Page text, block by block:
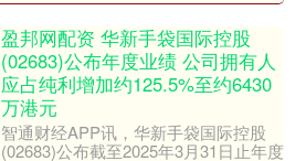
盈邦网配资 华新手袋国际控股
(02683)公布年度业绩 公司拥有人
应占纯利增加约125.5%至约6430
万港元
智通财经APP讯，华新手袋国际控股
(02683)公布截至2025年3月31日止年度